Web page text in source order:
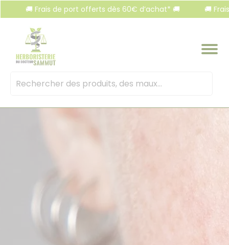
🚚 Frais de port offerts dès 60€ d’achat* 🚚 🚚 Frais de
Mots
Panneau de gestion des cookies